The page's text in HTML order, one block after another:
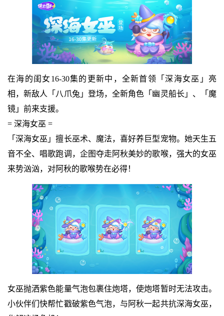
在海的闺女16-30集的更新中，全新首领「深海女巫」亮
相，新敌人「八爪兔」登场，全新角色「幽灵船长」、「魔
镜」前来支援。
= 深海女巫 =
「深海女巫」擅长巫术、魔法，喜好养巨型宠物。她天生五
音不全、唱歌跑调，企图夺走阿秋美妙的歌喉，强大的女巫
来势汹汹，对阿秋的歌喉势在必得！
女巫抛洒紫色能量气泡包裹住炮塔，使炮塔暂时无法攻击。
小伙伴们快帮忙戳破紫色气泡，与阿秋一起共抗深海女巫，